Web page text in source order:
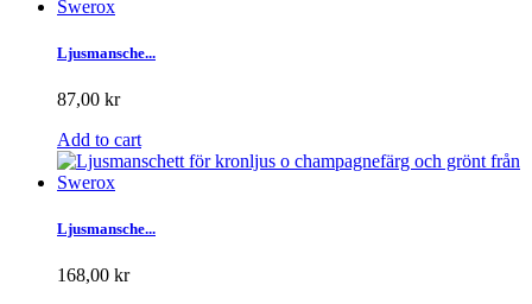
Ljusmansche...
87,00 kr
Add to cart
Ljusmansche...
168,00 kr